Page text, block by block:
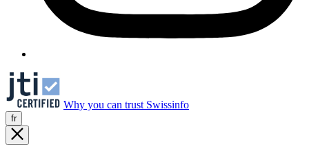
Why you can trust Swissinfo
fr